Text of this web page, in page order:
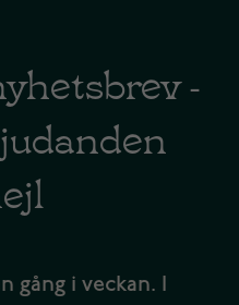
-
gång i veckan. I